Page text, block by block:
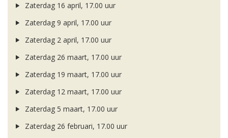
Zaterdag 16 april, 17.00 uur
Zaterdag 9 april, 17.00 uur
Zaterdag 2 april, 17.00 uur
Zaterdag 26 maart, 17.00 uur
Zaterdag 19 maart, 17.00 uur
Zaterdag 12 maart, 17.00 uur
Zaterdag 5 maart, 17.00 uur
Zaterdag 26 februari, 17.00 uur